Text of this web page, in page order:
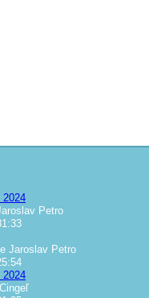
2024
Petro
Jaroslav Petro
2024